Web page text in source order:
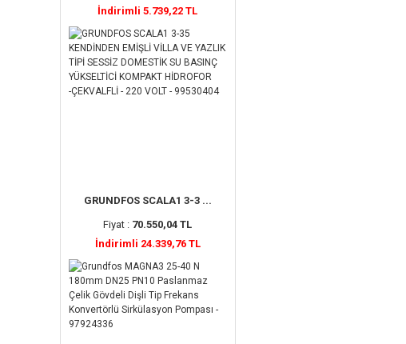
İndirimli 5.739,22 TL
GRUNDFOS SCALA1 3-3 ...
Fiyat : 70.550,04 TL
İndirimli 24.339,76 TL